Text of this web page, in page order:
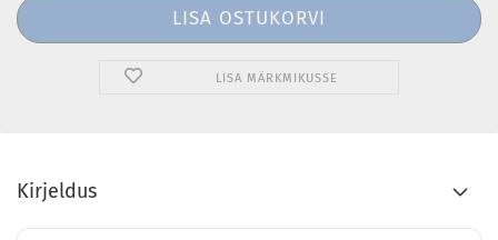
LISA MÄRKMIKUSSE
Kirjeldus